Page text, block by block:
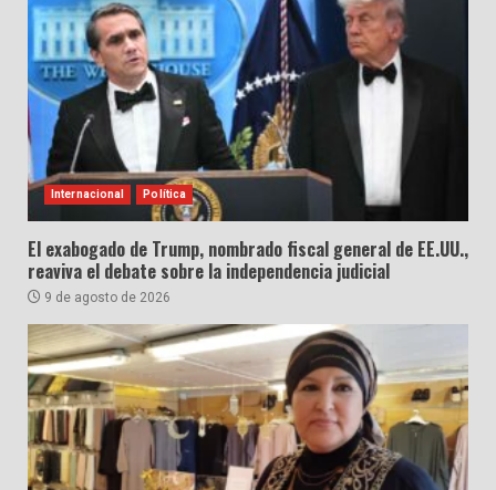
Internacional Política
El exabogado de Trump, nombrado fiscal general de EE.UU.,
reaviva el debate sobre la independencia judicial
9 de agosto de 2026